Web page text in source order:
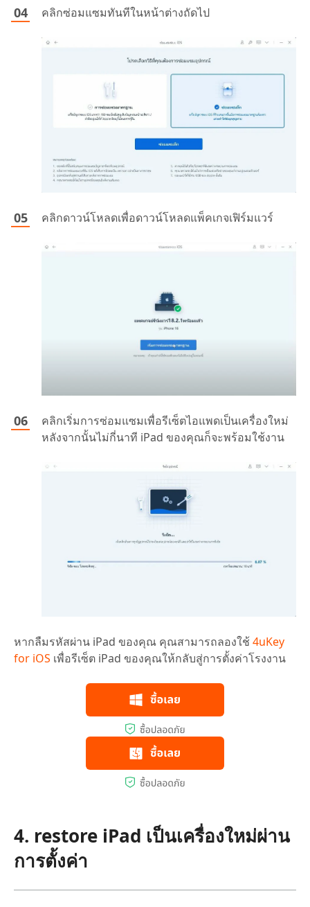
คลิกซ่อมแซมทันทีในหน้าต่างถัดไป
คลิกดาวน์โหลดเพื่อดาวน์โหลดแพ็คเกจเฟิร์มแวร์
คลิกเริ่มการซ่อมแซมเพื่อรีเซ็ตไอแพดเป็นเครื่องใหม่
หลังจากนั้นไม่กี่นาที iPad ของคุณก็จะพร้อมใช้งาน
หากลืมรหัสผ่าน iPad ของคุณ คุณสามารถลองใช้4uKey
for iOS เพื่อรีเซ็ต iPad ของคุณให้กลับสู่การตั้งค่าโรงงาน
4. restore iPad เป็นเครื่องใหม่ผ่าน
การตั้งค่า